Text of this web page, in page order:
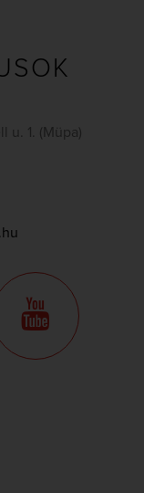
u. 1. (Müpa)